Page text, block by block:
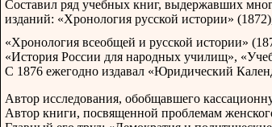
Составил ряд учебных книг, выдержавших
изданий: «Хронология русской истории»
«Хронология всеобщей и русской истории»
«История России для народных училищ»,
С 1876 ежегодно издавал «Юридический
Автор исследования, обобщавшего
Автор книги, посвященной проблемам